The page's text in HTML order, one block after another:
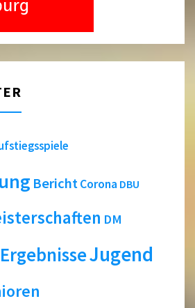
BerichtCorona DBU
DM
ErgebnisseJugend